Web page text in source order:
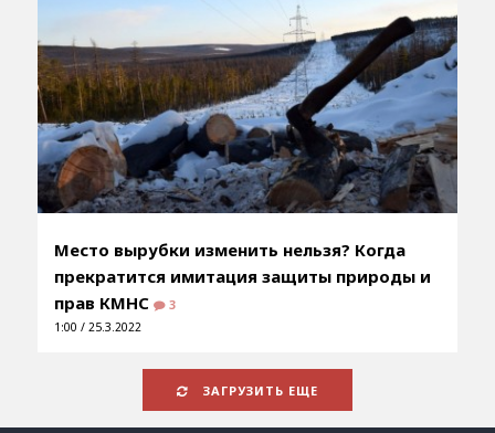
Место вырубки изменить нельзя? Когда
прекратится имитация защиты природы и
прав КМНС
3
1:00 / 25.3.2022
ЗАГРУЗИТЬ ЕЩЕ